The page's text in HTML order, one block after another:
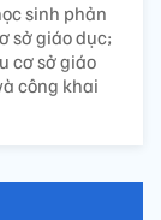
sinh phản
sở giáo dục;
cơ sở giáo
công khai